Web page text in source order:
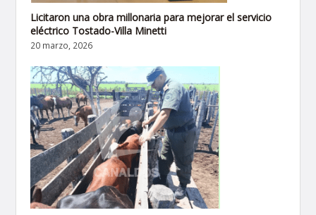
Licitaron una obra millonaria para mejorar el servicio
eléctrico Tostado-Villa Minetti
20 marzo, 2026